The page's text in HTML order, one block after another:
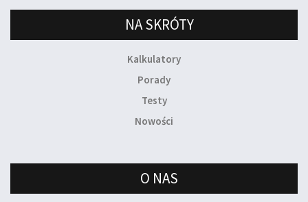
NA SKRÓTY
Kalkulatory
Porady
Testy
Nowości
O NAS